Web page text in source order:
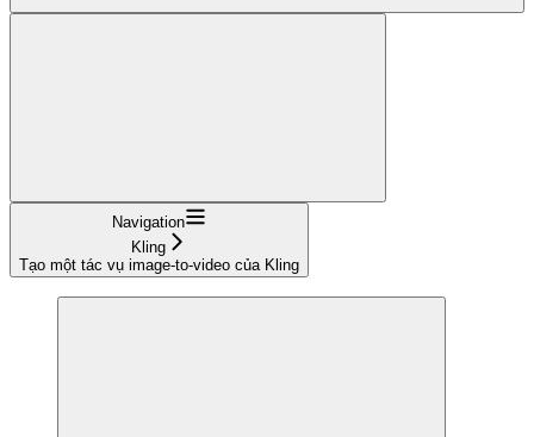
Navigation
Kling
Tạo một tác vụ image-to-video của Kling